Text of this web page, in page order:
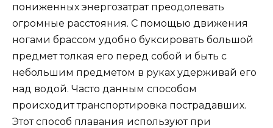
пониженных энергозатрат преодолевать
огромные расстояния. С помощью движения
ногами брассом удобно буксировать большой
предмет толкая его перед собой и быть с
небольшим предметом в руках удерживай его
над водой. Часто данным способом
происходит транспортировка пострадавших.
Этот способ плавания используют при